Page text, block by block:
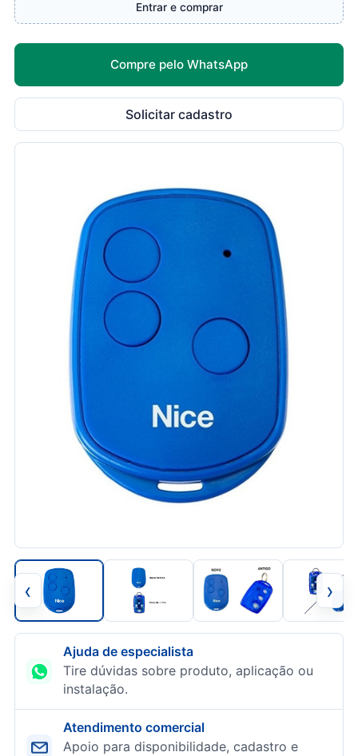
Entrar e comprar
Compre pelo WhatsApp
Solicitar cadastro
‹ ›
Ajuda de especialista
Tire dúvidas sobre produto, aplicação ou
instalação.
Atendimento comercial
Apoio para disponibilidade, cadastro e